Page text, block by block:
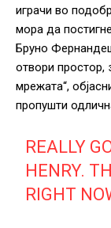
играчи во
мора да
Бруно
отвори простор,
мрежата“,
пропушти
REALLY
HENRY.
RIGHT